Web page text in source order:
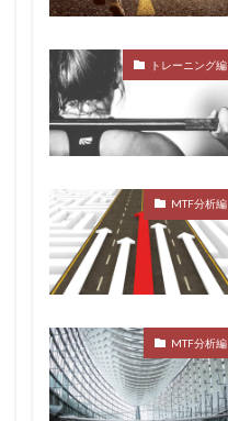
トレーニング編
MTF分析編
MTF分析編